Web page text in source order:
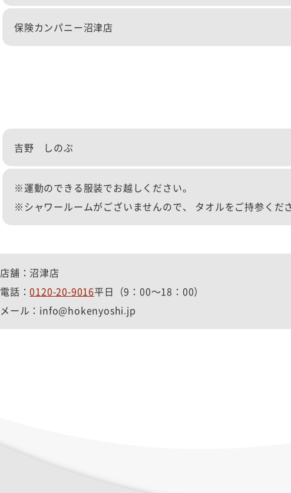
保険カンパニー沼津店
吉野 しのぶ
※運動のできる服装でお越しください。
※シャワールームがございませんので、 タオルをご持参くだ
店舗：沼津店
電話：0120-20-9016平日（9：00～18：00）
メール：info@hokenyoshi.jp